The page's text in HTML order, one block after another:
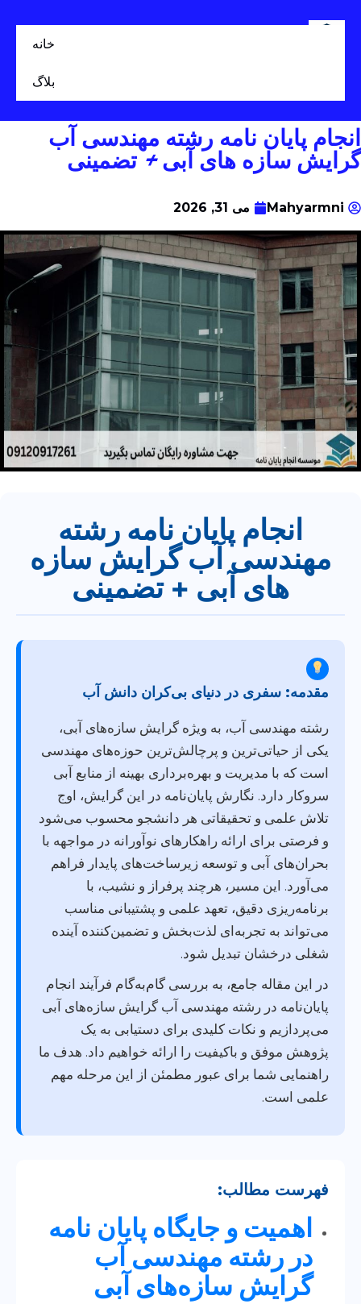
خانه
بلاگ
انجام پایان نامه رشته مهندسی آب
گرایش سازه های آبی + تضمینی
Mahyarmni می 31, 2026
انجام پایان نامه رشته
مهندسی آب گرایش سازه
های آبی + تضمینی
مقدمه: سفری در دنیای بی‌کران دانش آب
رشته مهندسی آب، به ویژه گرایش سازه‌های آبی،
یکی از حیاتی‌ترین و پرچالش‌ترین حوزه‌های مهندسی
است که با مدیریت و بهره‌برداری بهینه از منابع آبی
سروکار دارد. نگارش پایان‌نامه در این گرایش، اوج
تلاش علمی و تحقیقاتی هر دانشجو محسوب می‌شود
و فرصتی برای ارائه راهکارهای نوآورانه در مواجهه با
بحران‌های آبی و توسعه زیرساخت‌های پایدار فراهم
می‌آورد. این مسیر، هرچند پرفراز و نشیب، با
برنامه‌ریزی دقیق، تعهد علمی و پشتیبانی مناسب
می‌تواند به تجربه‌ای لذت‌بخش و تضمین‌کننده آینده
شغلی درخشان تبدیل شود.
در این مقاله جامع، به بررسی گام‌به‌گام فرآیند انجام
پایان‌نامه در رشته مهندسی آب گرایش سازه‌های آبی
می‌پردازیم و نکات کلیدی برای دستیابی به یک
پژوهش موفق و باکیفیت را ارائه خواهیم داد. هدف ما
راهنمایی شما برای عبور مطمئن از این مرحله مهم
علمی است.
فهرست مطالب:
اهمیت و جایگاه پایان نامه
در رشته مهندسی آب
گرایش سازه‌های آبی